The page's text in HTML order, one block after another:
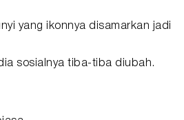
yang ikonnya disamarkan jadi
sosialnya tiba-tiba diubah.